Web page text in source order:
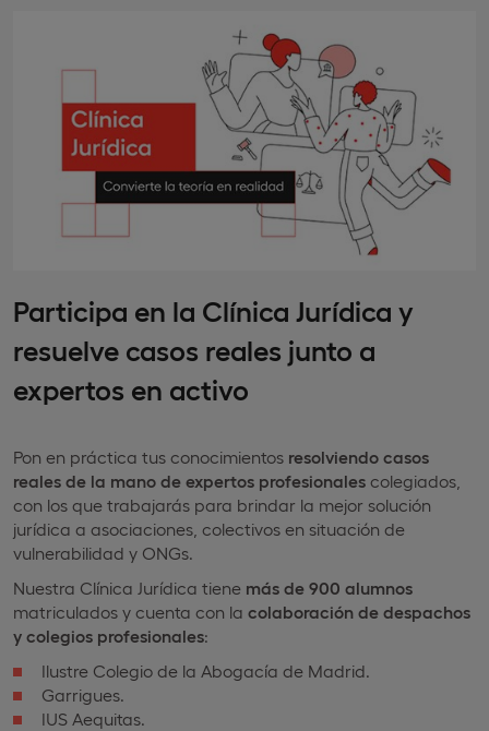
Participa en la Clínica Jurídica y
resuelve casos reales junto a
expertos en activo
Pon en práctica tus conocimientos resolviendo casos
reales de la mano de expertos profesionales colegiados,
con los que trabajarás para brindar la mejor solución
jurídica a asociaciones, colectivos en situación de
vulnerabilidad y ONGs.
Nuestra Clínica Jurídica tiene más de 900 alumnos
matriculados y cuenta con la colaboración de despachos
y colegios profesionales:
Ilustre Colegio de la Abogacía de Madrid.
Garrigues.
IUS Aequitas.